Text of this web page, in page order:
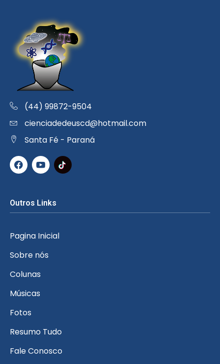
(44) 99872-9504
cienciadedeuscd@hotmail.com
Santa Fé - Paraná
Outros Links
Pagina Inicial
Sobre nós
Colunas
Músicas
Fotos
Resumo Tudo
Fale Conosco